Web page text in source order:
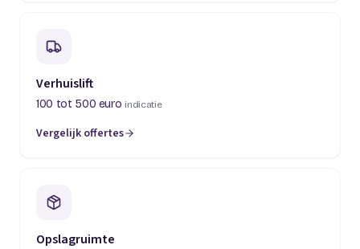
Verhuislift
100 tot 500 euro indicatie
Vergelijk offertes
(opent in een nieuw tabblad)
Opslagruimte